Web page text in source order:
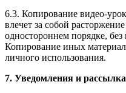
6.3. Копирование видео-
влечет за собой
одностороннем порядке,
Копирование иных
личного использования.
7. Уведомления и